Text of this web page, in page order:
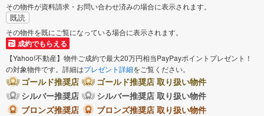
その物件が資料請求・お問い合わせ済みの場合に表示されます。
既読
その物件を既にご覧になっている場合に表示されます。
成約でもらえる
【Yahoo!不動産】物件ご成約で最大20万円相当PayPayポイントプレゼント！
の対象物件です。詳細はプレゼント詳細をご覧ください。
ゴールド推奨店
ゴールド推奨店 取り扱い物件
シルバー推奨店
シルバー推奨店 取り扱い物件
ブロンズ推奨店
ブロンズ推奨店 取り扱い物件